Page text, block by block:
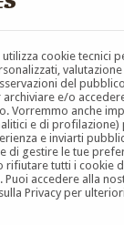
cookie tecnici
del
e/o
Vorremmo anche
e di
e inviarti
di gestire le tue
rifiutare tutti i cookie
Puoi accedere alla
Privacy per
GALLERIAD'ARTE
E SCULTURE